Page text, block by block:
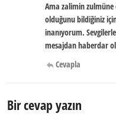
Ama zalimin
olduğunu bildiğiniz
inanıyorum.
mesajdan haberdar
Cevapla
Bir cevap yazın